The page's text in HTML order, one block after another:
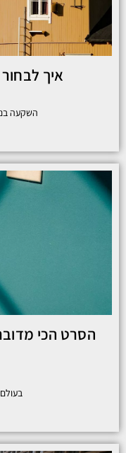
איך
השקעה
הסרט הכי
בעולם